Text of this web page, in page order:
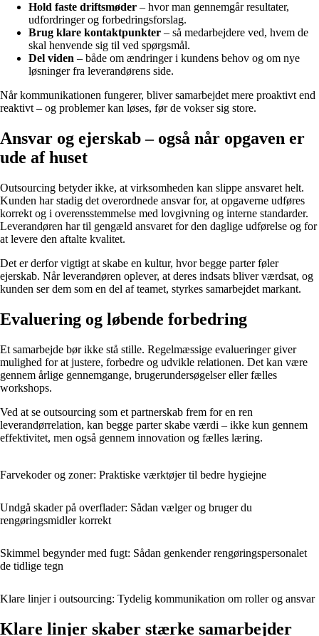
Hold faste driftsmøder – hvor man gennemgår resultater,
udfordringer og forbedringsforslag.
Brug klare kontaktpunkter – så medarbejdere ved, hvem de
skal henvende sig til ved spørgsmål.
Del viden – både om ændringer i kundens behov og om nye
løsninger fra leverandørens side.
Når kommunikationen fungerer, bliver samarbejdet mere proaktivt end
reaktivt – og problemer kan løses, før de vokser sig store.
Ansvar og ejerskab – også når opgaven er
ude af huset
Outsourcing betyder ikke, at virksomheden kan slippe ansvaret helt.
Kunden har stadig det overordnede ansvar for, at opgaverne udføres
korrekt og i overensstemmelse med lovgivning og interne standarder.
Leverandøren har til gengæld ansvaret for den daglige udførelse og for
at levere den aftalte kvalitet.
Det er derfor vigtigt at skabe en kultur, hvor begge parter føler
ejerskab. Når leverandøren oplever, at deres indsats bliver værdsat, og
kunden ser dem som en del af teamet, styrkes samarbejdet markant.
Evaluering og løbende forbedring
Et samarbejde bør ikke stå stille. Regelmæssige evalueringer giver
mulighed for at justere, forbedre og udvikle relationen. Det kan være
gennem årlige gennemgange, brugerundersøgelser eller fælles
workshops.
Ved at se outsourcing som et partnerskab frem for en ren
leverandørrelation, kan begge parter skabe værdi – ikke kun gennem
effektivitet, men også gennem innovation og fælles læring.
Farvekoder og zoner: Praktiske værktøjer til bedre hygiejne
Undgå skader på overflader: Sådan vælger og bruger du
rengøringsmidler korrekt
Skimmel begynder med fugt: Sådan genkender rengøringspersonalet
de tidlige tegn
Klare linjer i outsourcing: Tydelig kommunikation om roller og ansvar
Klare linjer skaber stærke samarbejder